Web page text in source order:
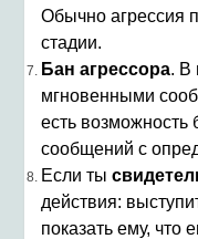
Обычно агрессия
стадии.
Бан агрессора. В
мгновенными
есть возможность
сообщений с
Если ты
действия:
показать ему, что